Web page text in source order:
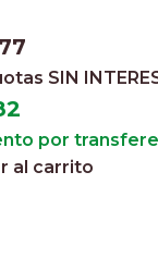
SIN
por
al carrito